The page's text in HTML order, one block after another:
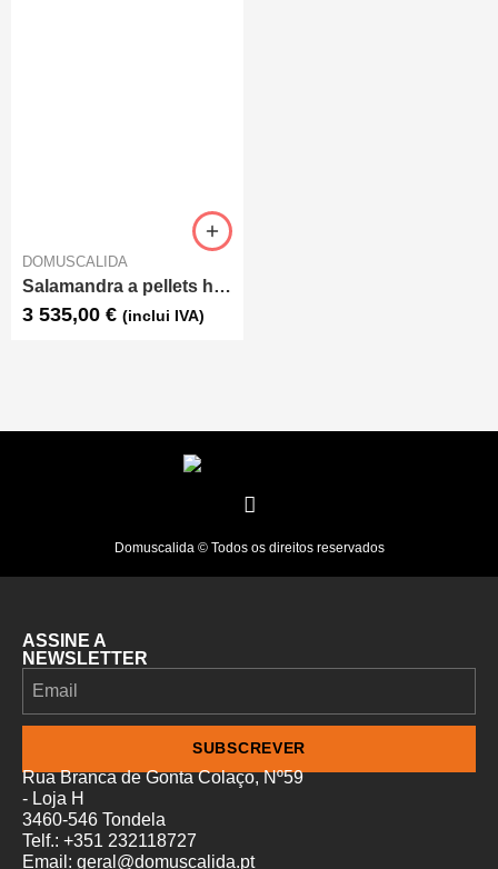
DOMUSCALIDA
Salamandra a pellets hermética Evolution Line Wendy
3 535,00 € (inclui IVA)
Domuscalida © Todos os direitos reservados
ASSINE A
NEWSLETTER
SUBSCREVER
Rua Branca de Gonta Colaço, Nº59
- Loja H
3460-546 Tondela
Telf.: +351 232118727
Email: geral@domuscalida.pt